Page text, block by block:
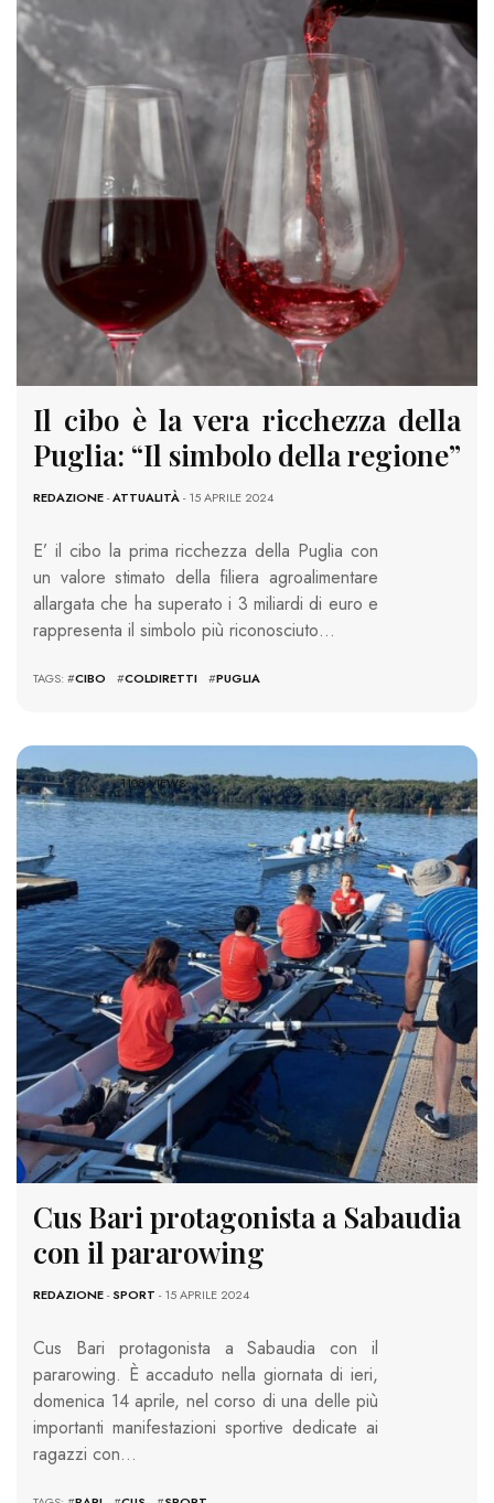
Il cibo è la vera ricchezza della
Puglia: “Il simbolo della regione”
REDAZIONE-ATTUALITÀ- 15 APRILE 2024
E’ il cibo la prima ricchezza della Puglia con
un valore stimato della filiera agroalimentare
allargata che ha superato i 3 miliardi di euro e
rappresenta il simbolo più riconosciuto…
TAGS: #CIBO #COLDIRETTI #PUGLIA
1108 VIEWS
Cus Bari protagonista a Sabaudia
con il pararowing
REDAZIONE-SPORT - 15 APRILE 2024
Cus Bari protagonista a Sabaudia con il
pararowing. È accaduto nella giornata di ieri,
domenica 14 aprile, nel corso di una delle più
importanti manifestazioni sportive dedicate ai
ragazzi con…